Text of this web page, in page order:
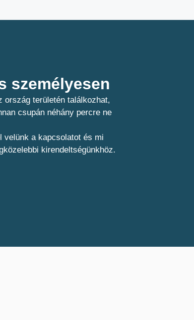
személyesen​
ország területén találkozhat,
csupán néhány percre ne
velünk a kapcsolatot és mi
kirendeltségünkhöz.